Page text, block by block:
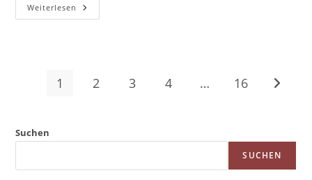
Weiterlesen Deutsche
Landeskunde
Und
Trinken:
1 2 3 4 … 16 Gehe
Suchen
SUCHEN